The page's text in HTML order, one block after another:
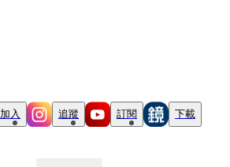
加入 追蹤 訂閱 下載